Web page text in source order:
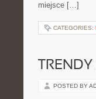
miejsce […]
CATEGORIES:
POSTED BY